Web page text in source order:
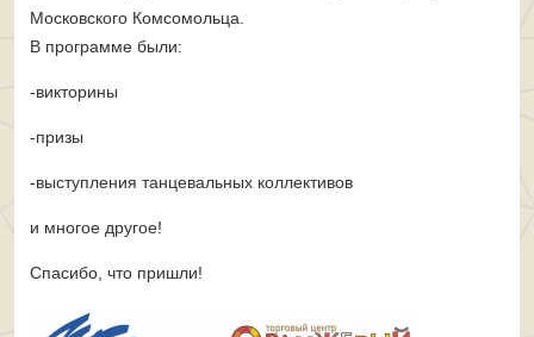
Московского Комсомольца.
В программе были:
-викторины
-призы
-выступления танцевальных коллективов
и многое другое!
Спасибо, что пришли!